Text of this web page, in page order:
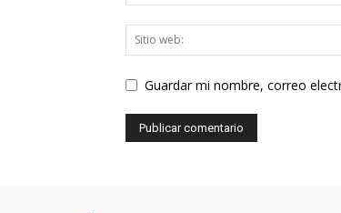
Guardar mi nombre, correo